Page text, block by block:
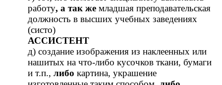
работу, а так же младшая преподавательская
должность в высших учебных заведениях
(систо)
АССИСТЕНТ
д) создание изображения из наклеенных или
нашитых на что-либо кусочков ткани, бумаги
и т.п., либо картина, украшение